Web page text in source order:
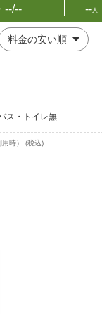
--/-- --人
ス・トイレ無
時） (税込)